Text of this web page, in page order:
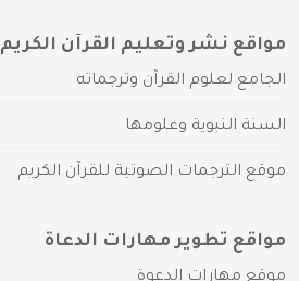
مواقع نشر وتعليم القرآن الكريم
الجامع لعلوم القرآن وترجماته
السنة النبوية وعلومها
موقع الترجمات الصوتية للقرآن الكريم
مواقع تطوير مهارات الدعاة